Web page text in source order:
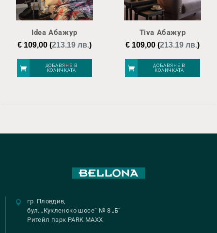
Idea Абажур
€ 109,00 (213.19 лв.)
ДОБАВЯНЕ В
КОЛИЧКАТА
Tiva Абажур
€109,00(213.19 лв.)
ДОБАВЯНЕ В
КОЛИЧКАТА
гр. Пловдив,
бул. „Кукленско шосе“ № 8 „Б“
Ритейл парк PARK MAXX